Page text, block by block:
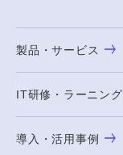
製品・サービス
IT研修・ラーニング
導入・活用事例